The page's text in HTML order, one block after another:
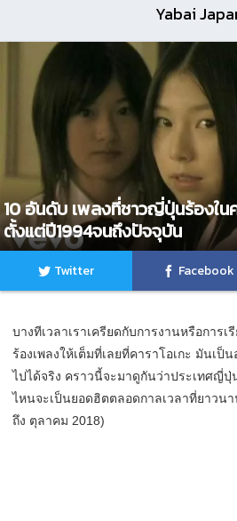
Yabai
10 อันดับ เพลงที่ชาวญี่ปุ่นร้องใน
ตั้งแต่ปี1994จนถึงปัจจุบัน
Twitter Facebook
บางทีเวลาเราเครียดกับการงานหรือการ
ร้องเพลงให้เต็มที่เลยที่คาราโอเกะ มันเป็
ไปได้จริง คราวนี้จะมาดูกันว่าประเทศญี่ปุ่
ไหนจะเป็นยอดฮิตตลอดกาลเวลาที่ยาวน
ถึง ตุลาคม 2018)